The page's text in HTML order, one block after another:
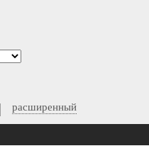
расширенный